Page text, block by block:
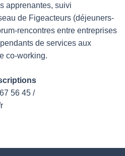
apprenantes, suivi
de Figeacteurs (déjeuners-
rencontres entre entreprises
de services aux
co-working.
56 45 /